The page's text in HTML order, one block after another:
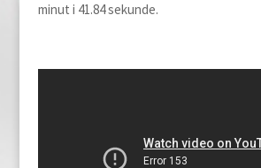
minut i 41.84 sekunde.